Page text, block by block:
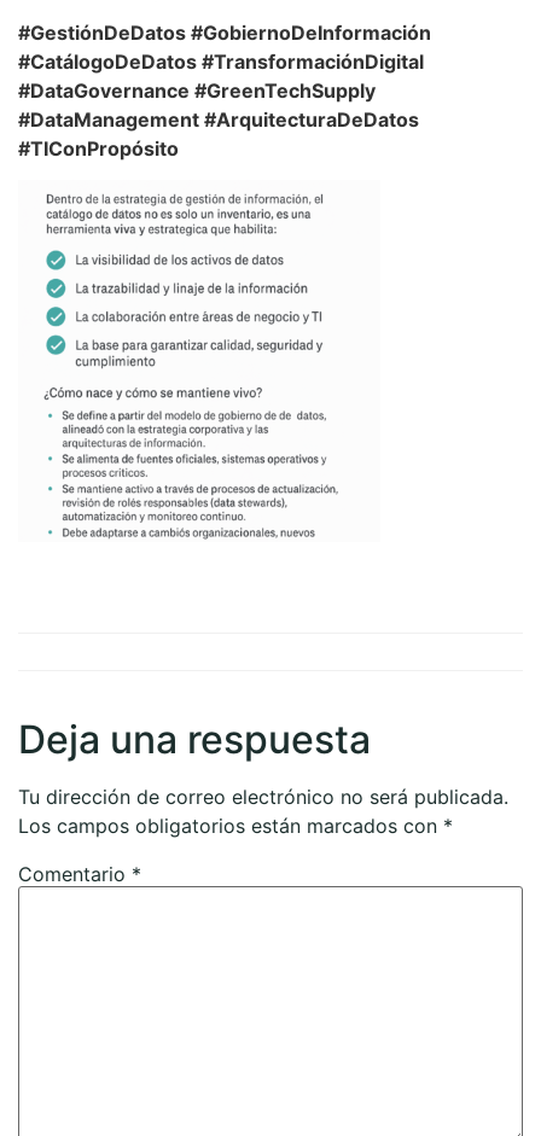
#GestiónDeDatos #GobiernoDeInformación
#CatálogoDeDatos #TransformaciónDigital
#DataGovernance #GreenTechSupply
#DataManagement #ArquitecturaDeDatos
#TIConPropósito
Deja una respuesta
Tu dirección de correo electrónico no será publicada.
Los campos obligatorios están marcados con *
Comentario *